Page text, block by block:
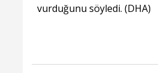
vurduğunu söyledi. (DHA)